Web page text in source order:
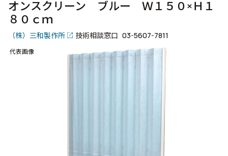
オンスクリーン ブルー Ｗ１５０×Ｈ１
８０ｃｍ
（株）三和製作所 技術相談窓口 03-5607-7811
代表画像